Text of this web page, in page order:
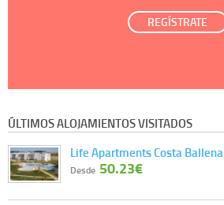
REGÍSTRATE
ÚLTIMOS ALOJAMIENTOS VISITADOS
Life Apartments Costa Ballena
Desde 50.23€